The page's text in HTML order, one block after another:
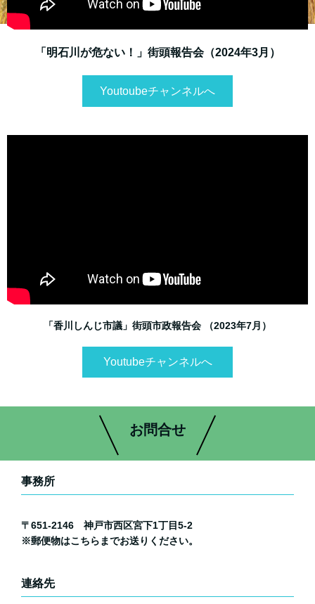
「明石川が危ない！」街頭報告会（2024年3月）
Youtoubeチャンネルへ
「香川しんじ市議」街頭市政報告会 （2023年7月）
Youtubeチャンネルへ
お問合せ
事務所
〒651-2146 神戸市西区宮下1丁目5-2
※郵便物はこちらまでお送りください。
連絡先